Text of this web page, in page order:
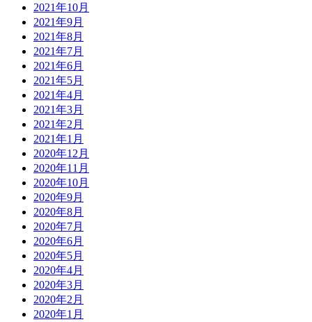
2021年10月
2021年9月
2021年8月
2021年7月
2021年6月
2021年5月
2021年4月
2021年3月
2021年2月
2021年1月
2020年12月
2020年11月
2020年10月
2020年9月
2020年8月
2020年7月
2020年6月
2020年5月
2020年4月
2020年3月
2020年2月
2020年1月